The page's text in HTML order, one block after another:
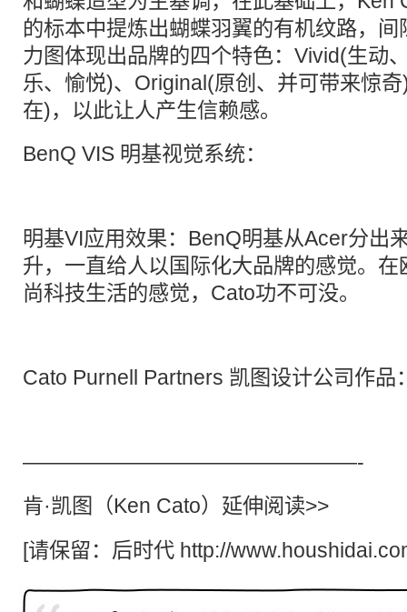
的标本中提炼出蝴蝶羽翼的有机纹路，
力图体现出品牌的四个特色：Vivid(生动
乐、愉悦)、Original(原创、并可带来惊
在)，以此让人产生信赖感。
BenQ VIS 明基视觉系统：
明基VI应用效果：BenQ明基从Acer分出
升，一直给人以国际化大品牌的感觉。
尚科技生活的感觉，Cato功不可没。
Cato Purnell Partners 凯图设计公司作品
————————————————-
肯·凯图（Ken Cato）延伸阅读>>
[请保留： 后时代 http://